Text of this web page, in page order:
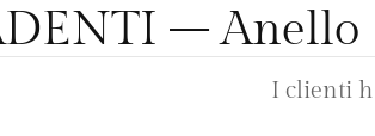
–
I clienti